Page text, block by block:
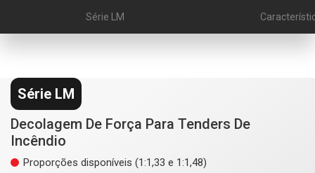
Série LM
Decolagem De Força Para Tenders De
Incêndio
Proporções disponíveis (1:1,33 e 1:1,48)
Série LM